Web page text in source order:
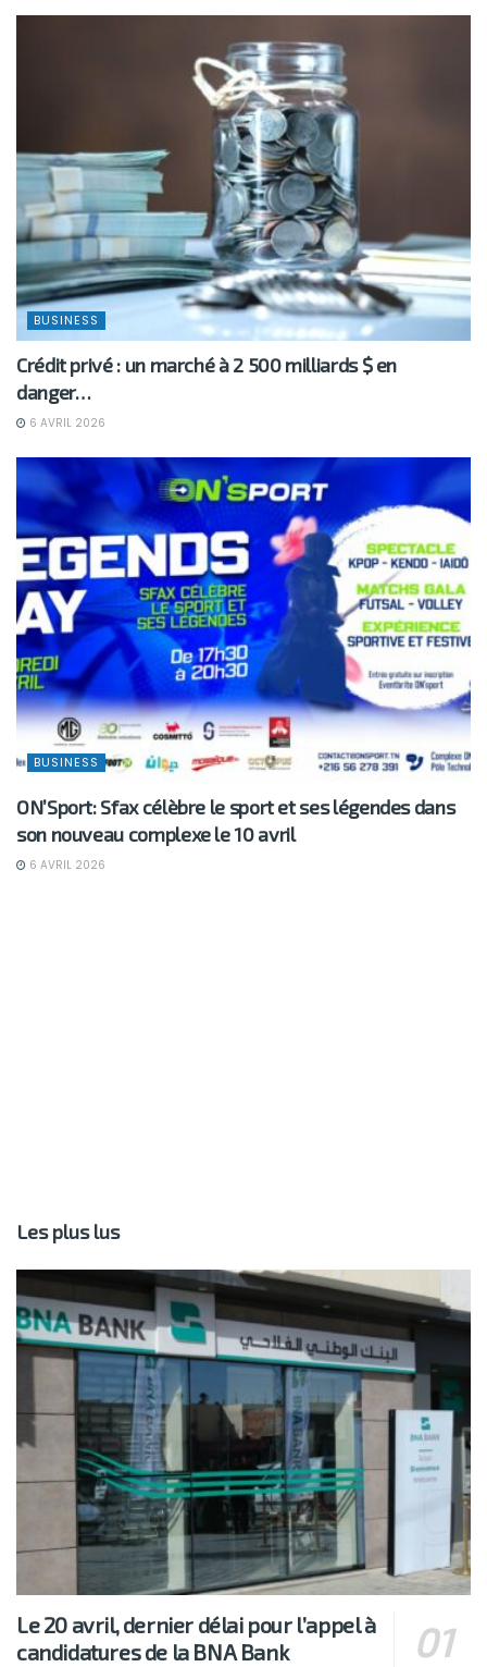
BUSINESS
Crédit privé : un marché à 2 500 milliards $ en
danger…
6 AVRIL 2026
BUSINESS
ON’Sport: Sfax célèbre le sport et ses légendes dans
son nouveau complexe le 10 avril
6 AVRIL 2026
Les plus lus
Le 20 avril, dernier délai pour l’appel à
candidatures de la BNA Bank